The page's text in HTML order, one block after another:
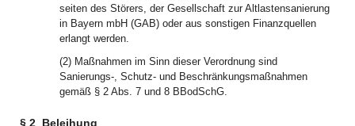
seiten des Störers, der Gesellschaft zur Altlastensanierung
in Bayern mbH (GAB) oder aus sonstigen Finanzquellen
erlangt werden.
(2) Maßnahmen im Sinn dieser Verordnung sind
Sanierungs-, Schutz- und Beschränkungsmaßnahmen
gemäß § 2 Abs. 7 und 8 BBodSchG.
§ 2 Beleihung